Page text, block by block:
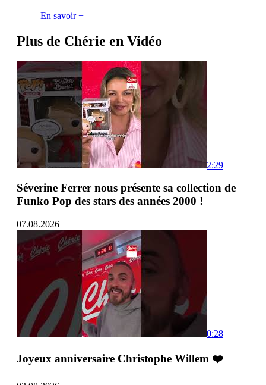
En savoir +
Plus de Chérie en Vidéo
2:29
Séverine Ferrer nous présente sa collection de
Funko Pop des stars des années 2000 !
07.08.2026
0:28
Joyeux anniversaire Christophe Willem ❤️